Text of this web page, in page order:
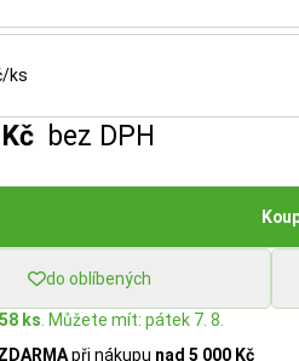
ks
bez DPH
do oblíbených
ks . Můžete mít: pátek 7. 8.
při nákupu nad 5 000 Kč